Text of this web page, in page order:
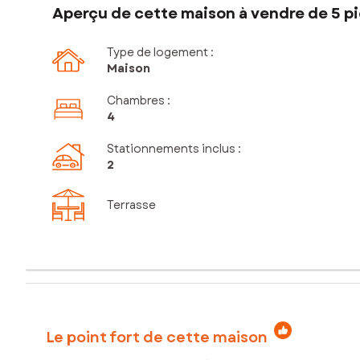
Aperçu de cette maison à vendre de 5
Type de logement :
Maison
Chambres :
4
Stationnements inclus :
2
Terrasse
Le point fort de cette maison